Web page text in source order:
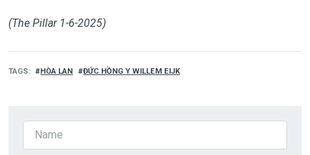
(The Pillar 1-6-2025)
TAGS HÒA LAN ĐỨC HỒNG Y WILLEM EIJK